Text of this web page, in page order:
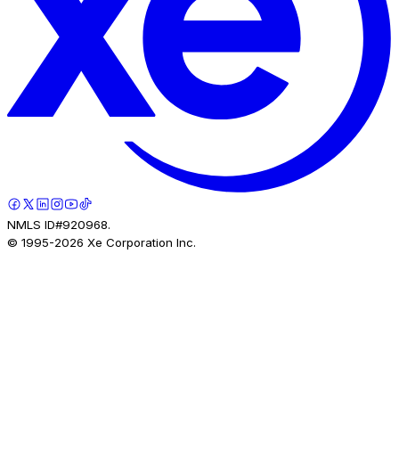
NMLS ID#920968.
© 1995-2026 Xe Corporation Inc.